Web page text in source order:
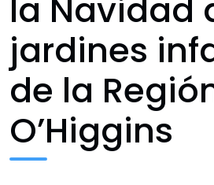
la Navidad
jardines
de la
O’Higgins